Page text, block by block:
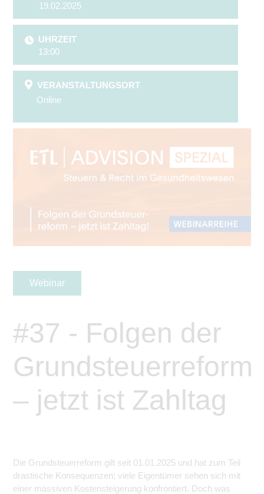
19.02.2025
UHRZEIT
13:00
VERANSTALTUNGSORT
Online
Webinar
#37 - Folgen der
Grundsteuerreform
– jetzt ist Zahltag
Die Grundsteuerreform gilt seit 01.01.2025 und hat zum Teil
drastische Konsequenzen; viele Eigentümer sehen sich mit
einer massiven Kostensteigerung konfrontiert. Doch was